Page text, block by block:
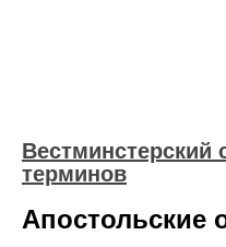
Вестминстерский
терминов
Апостольские